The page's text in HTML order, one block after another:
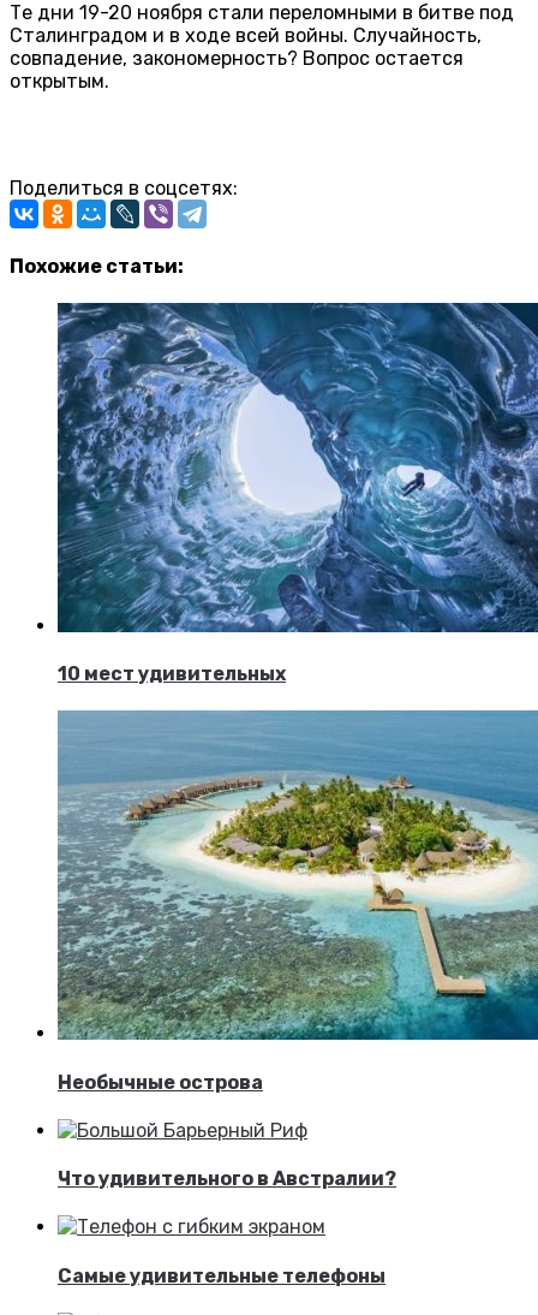
Те дни 19-20 ноября стали переломными в битве под
Сталинградом и в ходе всей войны. Случайность,
совпадение, закономерность? Вопрос остается
открытым.
Поделиться в соцсетях:
Похожие статьи:
10 мест удивительных
Необычные острова
Что удивительного в Австралии?
Самые удивительные телефоны